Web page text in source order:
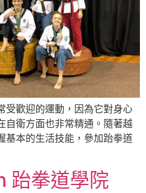
受歡迎的運動，因為它對身心
自衛方面也非常精通。隨著越
基本的生活技能，參加跆拳道
跆拳道學院